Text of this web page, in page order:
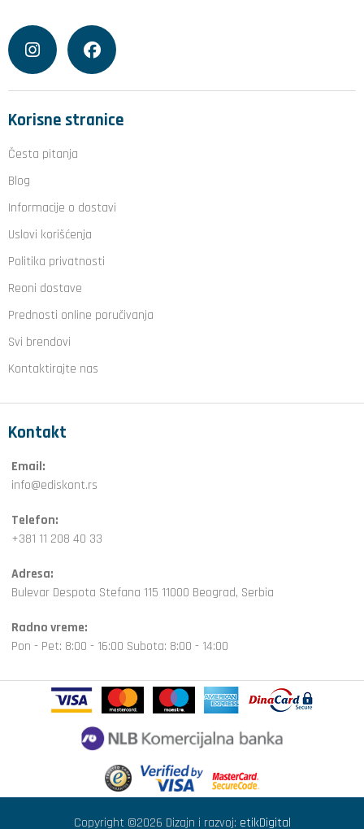
Korisne stranice
Česta pitanja
Blog
Informacije o dostavi
Uslovi korišćenja
Politika privatnosti
Reoni dostave
Prednosti online poručivanja
Svi brendovi
Kontaktirajte nas
Kontakt
Email:
info@ediskont.rs
Telefon:
+381 11 208 40 33
Adresa:
Bulevar Despota Stefana 115 11000 Beograd, Serbia
Radno vreme:
Pon - Pet: 8:00 - 16:00 Subota: 8:00 - 14:00
Copyright ©2026 Dizajn i razvoj: etikDigital